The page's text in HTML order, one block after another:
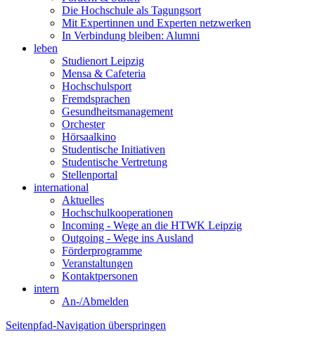
Die Hochschule als Tagungsort
Mit Expertinnen und Experten netzwerken
In Verbindung bleiben: Alumni
leben
Studienort Leipzig
Mensa & Cafeteria
Hochschulsport
Fremdsprachen
Gesundheitsmanagement
Orchester
Hörsaalkino
Studentische Initiativen
Studentische Vertretung
Stellenportal
international
Aktuelles
Hochschulkooperationen
Incoming - Wege an die HTWK Leipzig
Outgoing - Wege ins Ausland
Förderprogramme
Veranstaltungen
Kontaktpersonen
intern
An-/Abmelden
Seitenpfad-Navigation überspringen